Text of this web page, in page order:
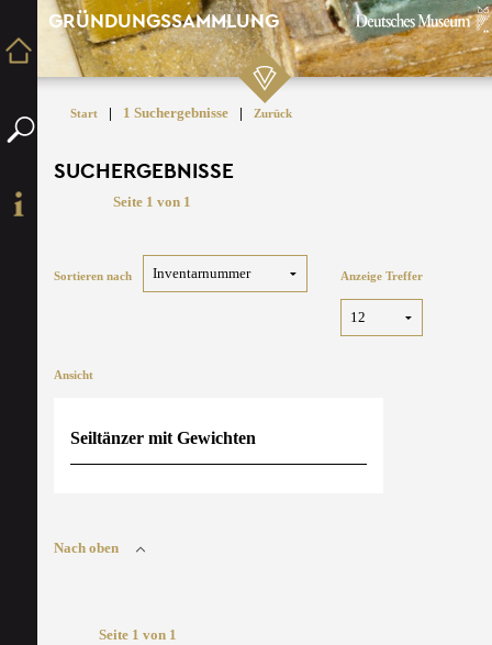
GRÜNDUNGSSAMMLUNG
Start | 1 Suchergebnisse | Zurück
SUCHERGEBNISSE
Seite 1 von 1
Sortieren nach Anzeige Treffer
Ansicht
Seiltänzer mit Gewichten
Nach oben
Seite 1 von 1